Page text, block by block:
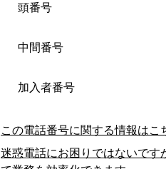
頭番号
中間番号
加入者番号
この電話番号に関する情報はこ
迷惑電話にお困りではないです